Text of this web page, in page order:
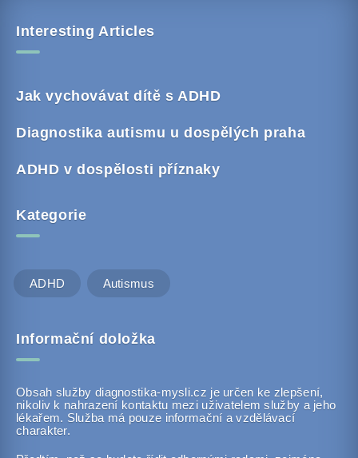
Interesting Articles
Jak vychovávat dítě s ADHD
Diagnostika autismu u dospělých praha
ADHD v dospělosti příznaky
Kategorie
ADHD Autismus
Informační doložka
Obsah služby diagnostika-mysli.cz je určen ke zlepšení,
nikoliv k nahrazení kontaktu mezi uživatelem služby a jeho
lékařem. Služba má pouze informační a vzdělávací
charakter.